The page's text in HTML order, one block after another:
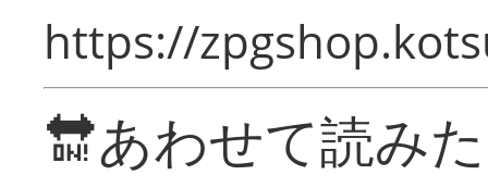
https://
🔛あわせて読み